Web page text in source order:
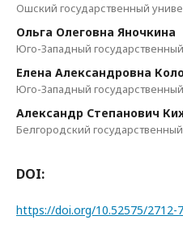
Ошский государственный
Ольга Олеговна Яночкина
Юго-Западный
Елена Александровна
Юго-Западный
Александр Степанович
Белгородский
DOI:
https://doi.org/10.52575/2712-